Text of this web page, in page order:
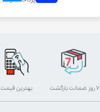
بهترین قیمت ۷ روز ضمانت بازگشت